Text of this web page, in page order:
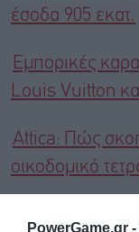
PowerGame.gr -
έσοδα 905 εκατ.
Εμπορικές
Louis Vuitton
Attica: Πώς
οικοδομικό